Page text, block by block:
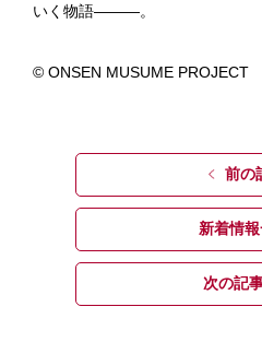
いく物語―――。
© ONSEN MUSUME PROJECT
前の
新着情
次の記